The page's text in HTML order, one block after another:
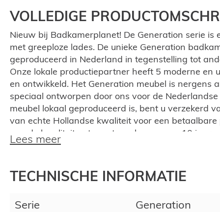
VOLLEDIGE
Nieuw bij Badkamerplanet! De Generation serie is
met greeploze lades. De unieke Generation
geproduceerd in Nederland in tegenstelling tot
Onze lokale productiepartner heeft 5 moderne en
en ontwikkeld. Het Generation meubel is nergens
speciaal ontworpen door ons voor de
meubel lokaal geproduceerd is, bent u verzekerd
van echte Hollandse kwaliteit voor een
van de kwaliteit ontvangt u ook nog eens 10 jaar
een unieke uitstraling heeft. U kunt het combineren
marmeren, natuursteen, keramische of quartz
Coffee Brown, Sherwood Warm Grey en Tabak
Lees meer
TECHNISCHE INFORMATIE
Serie Generation